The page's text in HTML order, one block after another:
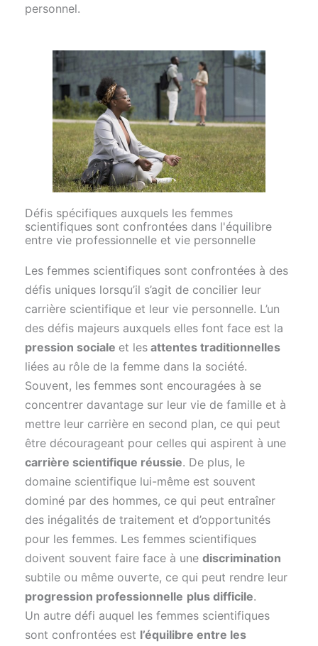
personnel.
Défis spécifiques auxquels les femmes
scientifiques sont confrontées dans l'équilibre
entre vie professionnelle et vie personnelle
Les femmes scientifiques sont confrontées à des
défis uniques lorsqu’il s’agit de concilier leur
carrière scientifique et leur vie personnelle. L’un
des défis majeurs auxquels elles font face est la
pression sociale et lesattentes traditionnelles
liées au rôle de la femme dans la société.
Souvent, les femmes sont encouragées à se
concentrer davantage sur leur vie de famille et à
mettre leur carrière en second plan, ce qui peut
être décourageant pour celles qui aspirent à une
carrière scientifique réussie. De plus, le
domaine scientifique lui-même est souvent
dominé par des hommes, ce qui peut entraîner
des inégalités de traitement et d’opportunités
pour les femmes. Les femmes scientifiques
doivent souvent faire face à une discrimination
subtile ou même ouverte, ce qui peut rendre leur
progression professionnelle plus difficile.
Un autre défi auquel les femmes scientifiques
sont confrontées est l’équilibre entre les